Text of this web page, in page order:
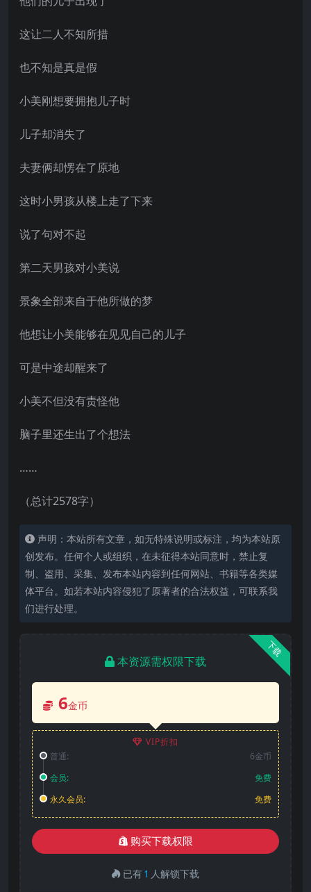
这让二人不知所措
也不知是真是假
小美刚想要拥抱儿子时
儿子却消失了
夫妻俩却愣在了原地
这时小男孩从楼上走了下来
说了句对不起
第二天男孩对小美说
景象全部来自于他所做的梦
他想让小美能够在见见自己的儿子
可是中途却醒来了
小美不但没有责怪他
脑子里还生出了个想法
……
（总计2578字）
声明：本站所有文章，如无特殊说明或标注，均为本站原
创发布。任何个人或组织，在未征得本站同意时，禁止复
制、盗用、采集、发布本站内容到任何网站、书籍等各类媒
体平台。如若本站内容侵犯了原著者的合法权益，可联系我
们进行处理。
下载
本资源需权限下载
6金币
VIP折扣
普通:
6金币
会员:
免费
永久会员:
免费
购买下载权限
已有1 人解锁下载